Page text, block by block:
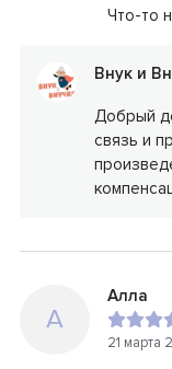
Что-то
Внук и
Добрый
связь и
А
Алла
21 марта